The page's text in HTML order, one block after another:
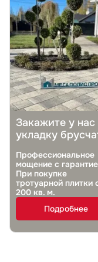
Закажите у нас
укладку
Профессиональное
мощение с
При покупке
тротуарной плитки
200 кв. м.
Подробнее